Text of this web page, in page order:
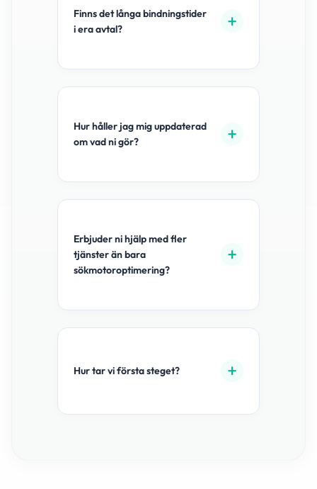
Finns det långa bindningstider
i era avtal?
Hur håller jag mig uppdaterad
om vad ni gör?
Erbjuder ni hjälp med fler
tjänster än bara
sökmotoroptimering?
Hur tar vi första steget?